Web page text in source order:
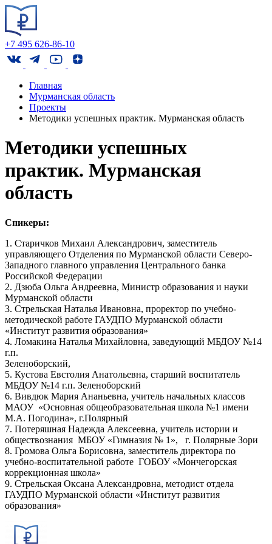
+7 495 626-86-10
Главная
Мурманская область
Проекты
Методики успешных практик. Мурманская область
Методики успешных
практик. Мурманская
область
Спикеры:
1. Старичков Михаил Александрович, заместитель
управляющего Отделения по Мурманской области Северо-
Западного главного управления Центрального банка
Российской Федерации
2. Дзюба Ольга Андреевна, Министр образования и науки
Мурманской области
3. Стрельская Наталья Ивановна, проректор по учебно-
методической работе ГАУДПО Мурманской области
«Институт развития образования»
4. Ломакина Наталья Михайловна, заведующий МБДОУ №14
г.п.
Зеленоборский,
5. Кустова Евстолия Анатольевна, старший воспитатель
МБДОУ №14 г.п. Зеленоборский
6. Вивдюк Мария Ананьевна, учитель начальных классов
МАОУ «Основная общеобразовательная школа №1 имени
М.А. Погодина», г.Полярный
7. Потеряшная Надежда Алексеевна, учитель истории и
обществознания МБОУ «Гимназия № 1», г. Полярные Зори
8. Громова Ольга Борисовна, заместитель директора по
учебно-воспитательной работе ГОБОУ «Мончегорская
коррекционная школа»
9. Стрельская Оксана Александровна, методист отдела
ГАУДПО Мурманской области «Институт развития
образования»